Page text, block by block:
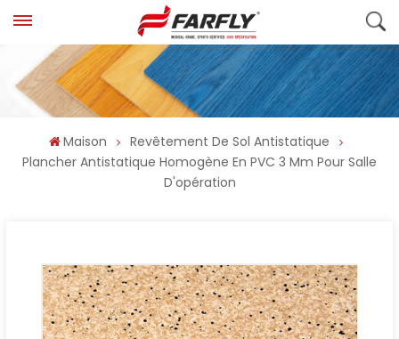
Maison
Revêtement De Sol Antistatique
Plancher Antistatique Homogène En PVC 3 Mm Pour Salle
D'opération